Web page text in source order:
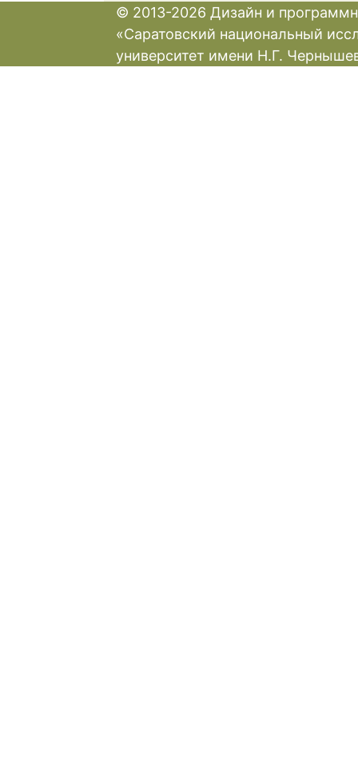
© 2013-2026 Дизайн и
«Саратовский национальный
университет имени Н.Г.